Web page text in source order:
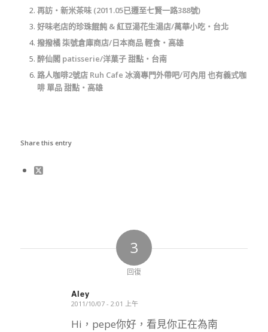
再訪‧新米茶味 (2011.05已遷至七賢一路388號)
好味老店的珍珠餛飩 & 紅豆湯花生湯店/萬華小吃‧台北
撥撥橘 柒號倉庫商店/日本商品 輕食‧高雄
醉仙閣 patisserie/洋菓子 甜點‧台南
路人咖啡2號店 Ruh Cafe 冰滴專門外帶吧/可內用 也有義式咖
啡 單品 甜點‧高雄
Share this entry
3
回復
Aley
says:
2011/10/07 - 2:01 上午
Hi，pepe你好，看見你正在為南